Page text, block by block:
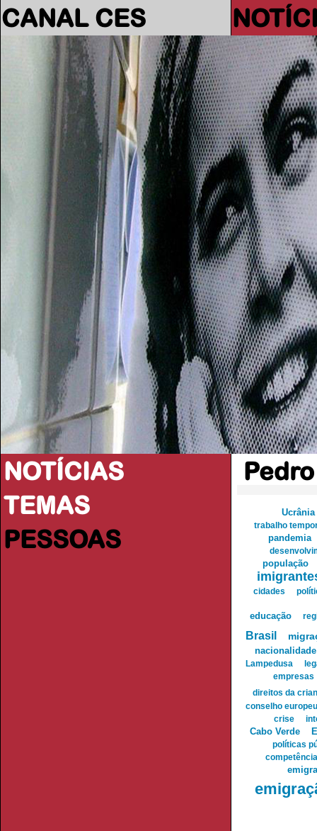
CANAL CES
NOTÍCIAS
TEMAS
PESSOAS
Ucrânia
trabalho
pandemia
população
cidades
educação
Brasil
nacionalidade
Lampedusa
empresas
direitos da
conselho europeu
crise
Cabo Verde
políticas
competência